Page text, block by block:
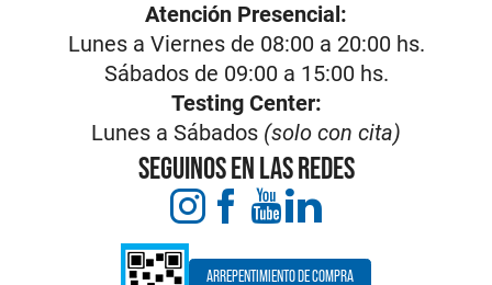
Atención Presencial:
Lunes a Viernes de 08:00 a 20:00 hs.
Sábados de 09:00 a 15:00 hs.
Testing Center:
Lunes a Sábados (solo con cita)
SEGUINOS EN LAS REDES
ARREPENTIMIENTO DE COMPRA